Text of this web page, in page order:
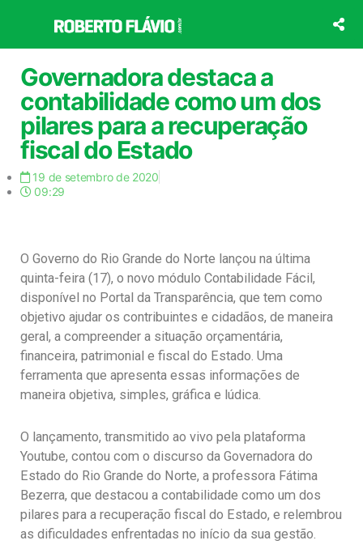
o
conteúdo
Governadora destaca a
contabilidade como um dos
pilares para a recuperação
fiscal do Estado
19 de setembro de 2020
09:29
O Governo do Rio Grande do Norte lançou na última
quinta-feira (17), o novo módulo Contabilidade Fácil,
disponível no Portal da Transparência, que tem como
objetivo ajudar os contribuintes e cidadãos, de maneira
geral, a compreender a situação orçamentária,
financeira, patrimonial e fiscal do Estado. Uma
ferramenta que apresenta essas informações de
maneira objetiva, simples, gráfica e lúdica.
O lançamento, transmitido ao vivo pela plataforma
Youtube, contou com o discurso da Governadora do
Estado do Rio Grande do Norte, a professora Fátima
Bezerra, que destacou a contabilidade como um dos
pilares para a recuperação fiscal do Estado, e relembrou
as dificuldades enfrentadas no início da sua gestão.